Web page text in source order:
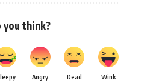
you think?
Angry Dead Wink